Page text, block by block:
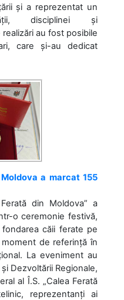
și a reprezentat un
disciplinei și
au fost posibile
care și-au dedicat
a marcat 155
din Moldova” a
o ceremonie festivă,
căii ferate pe
de referință în
La eveniment au
Dezvoltării Regionale,
al Î.S. „Calea Ferată
reprezentanți ai